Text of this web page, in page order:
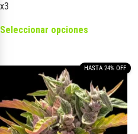
x3
Seleccionar opciones
HASTA 24% OFF